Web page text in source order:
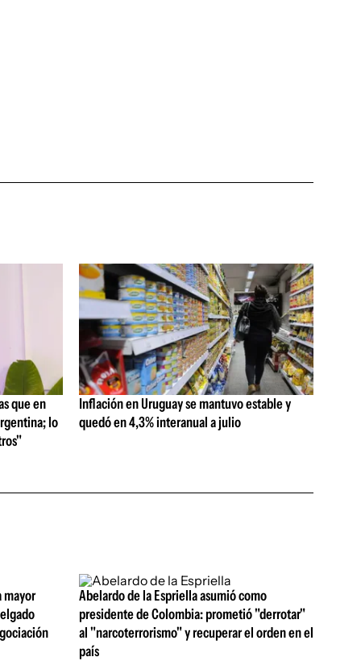
que en
lo
Inflación en Uruguay se mantuvo estable y
quedó en 4,3% interanual a julio
mayor
Abelardo de la Espriella asumió como
presidente de Colombia: prometió "derrotar"
al "narcoterrorismo" y recuperar el orden en el
país